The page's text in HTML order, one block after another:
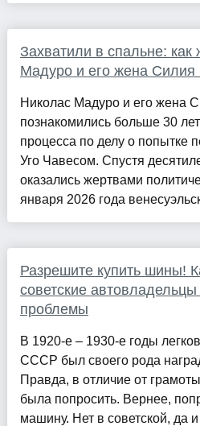
Захватили в спальне: как
Мадуро и его жена Силия
Николас Мадуро и его жена
познакомились больше 30
процесса по делу о попытке
Уго Чавесом. Спустя
оказались жертвами
января 2026 года
Разрешите купить шины!
советские
проблемы
В 1920-е – 1930-е годы
СССР был своего рода
Правда, в отличие от
была попросить. Вернее,
машину. Нет в советской, да